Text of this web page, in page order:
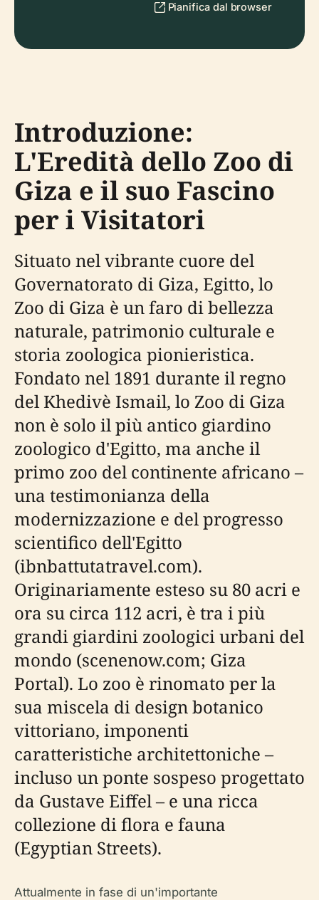
Pianifica dal browser
Introduzione:
L'Eredità dello Zoo di
Giza e il suo Fascino
per i Visitatori
Situato nel vibrante cuore del
Governatorato di Giza, Egitto, lo
Zoo di Giza è un faro di bellezza
naturale, patrimonio culturale e
storia zoologica pionieristica.
Fondato nel 1891 durante il regno
del Khedivè Ismail, lo Zoo di Giza
non è solo il più antico giardino
zoologico d'Egitto, ma anche il
primo zoo del continente africano –
una testimonianza della
modernizzazione e del progresso
scientifico dell'Egitto
(ibnbattutatravel.com).
Originariamente esteso su 80 acri e
ora su circa 112 acri, è tra i più
grandi giardini zoologici urbani del
mondo (scenenow.com; Giza
Portal). Lo zoo è rinomato per la
sua miscela di design botanico
vittoriano, imponenti
caratteristiche architettoniche –
incluso un ponte sospeso progettato
da Gustave Eiffel – e una ricca
collezione di flora e fauna
(Egyptian Streets).
Attualmente in fase di un'importante